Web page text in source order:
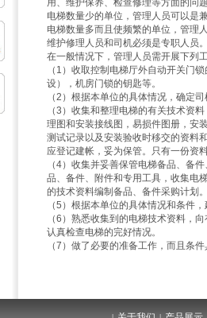
用、维护保养、检查修理等方面的问
电梯数量少的单位，管理人员可以是
电梯数量多而且使频繁的单位，管理
维护修理人员和司机必须是专职人员
在一般情况下，管理人员需开展下列
（1）收取控制电梯厅外自动开关门
设），机房门锁的钥匙等。
（2）根据本单位的具体情况，确定
（3）收集和整理电梯的有关技术资
理图和安装接线图，易损件图册，安
测试记录以及安装验收时移交的资料
应登记建帐，妥为保管。只有一份资
（4）收集并妥善保管电梯备品、备
品、备件、附件和专用工具，收集电
的技术资料编制备品、备件采购计划
（5）根据本单位的具体情况和条件
（6）熟悉收集到的电梯技术资料，
认真检查电梯的完好情况。
（7）做了必要的准备工作，而且条